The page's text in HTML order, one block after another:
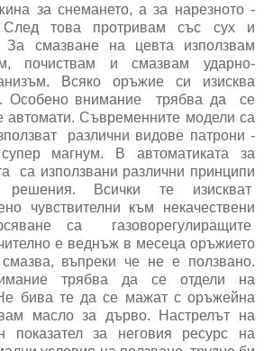
за снемането, а за нарезното -
След това протривам със сух и
За смазване на цевта използвам
почиствам и смазвам ударно-
Всяко оръжие си изисква
Особено внимание трябва да се
автомати. Съвременните модели са
различни видове патрони -
магнум. В автоматиката за
са използвани различни принципи
решения. Всички те изискват
чувствителни към некачествени
са газоворегулиращите
е веднъж в месеца оръжието
въпреки че не е ползвано.
трябва да се отдели на
бива те да се мажат с оръжейна
масло за дърво. Настрелът на
показател за неговия ресурс на